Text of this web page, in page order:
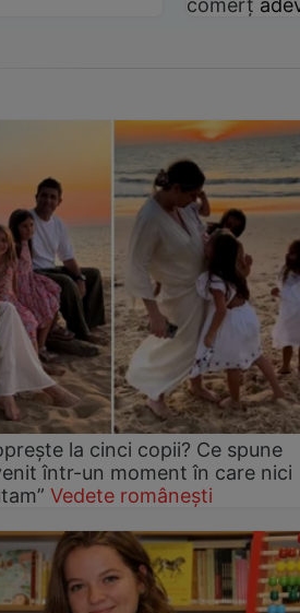
comerț
la cinci copii? Ce spune
într-un moment în care nici
Vedete românești